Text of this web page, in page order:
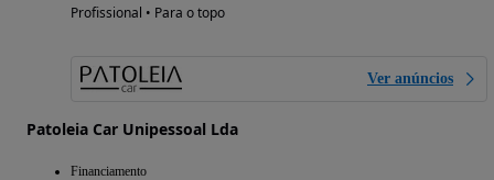
Profissional • Para o topo
Ver anúncios
Patoleia Car Unipessoal Lda
Financiamento